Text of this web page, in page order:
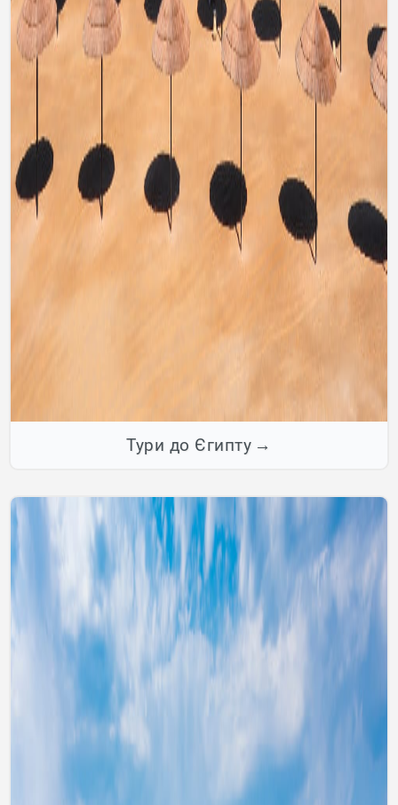
Тури до Єгипту